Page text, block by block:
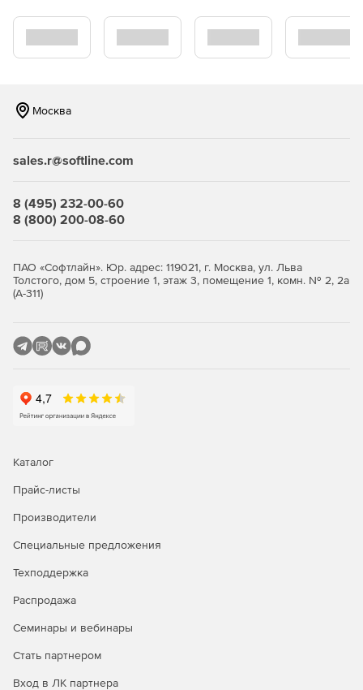
администраторам возможность настраивать, как
WinGate будет обрабатывать обнаруживаемые
заражения.
сети. В карантине администраторы могут
Сканирование FTP. При загрузке файлов посредством
Москва
sales.r@softline.com
8 (495) 232-00-60
8 (800) 200-08-60
ПАО «Софтлайн». Юр. адрес: 119021, г. Москва, ул. Льва
Толстого, дом 5, строение 1, этаж 3, помещение 1, комн. № 2, 2а
(А-311)
Каталог
Прайс-листы
Производители
Специальные предложения
Техподдержка
Распродажа
Семинары и вебинары
Стать партнером
Вход в ЛК партнера